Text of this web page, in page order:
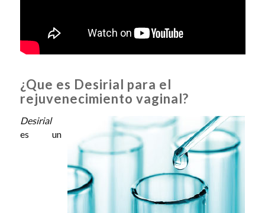
¿Que es Desirial para el
rejuvenecimiento vaginal?
Desirial
es un